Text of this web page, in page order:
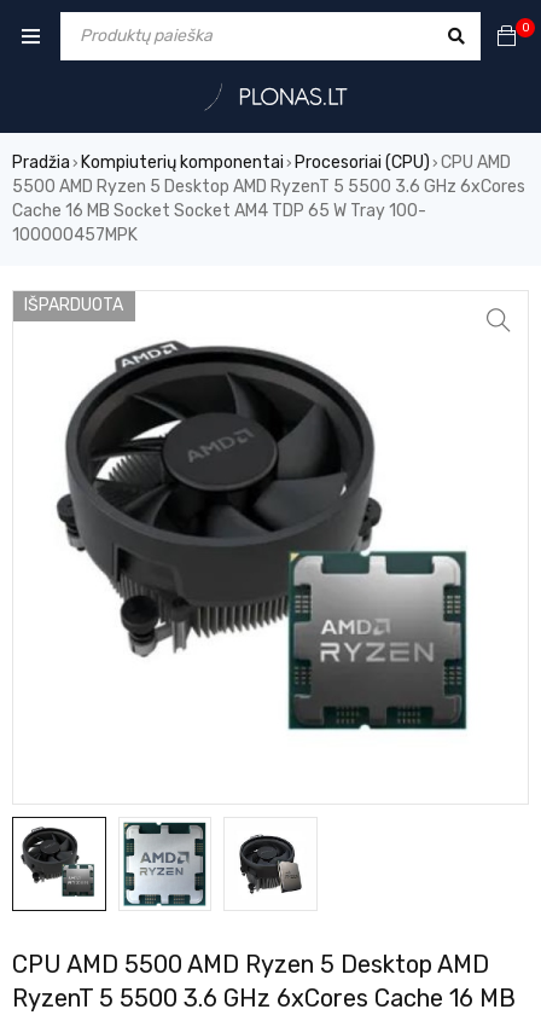
0
Pradžia › Kompiuterių komponentai › Procesoriai (CPU) › CPU AMD
5500 AMD Ryzen 5 Desktop AMD RyzenT 5 5500 3.6 GHz 6xCores
Cache 16 MB Socket Socket AM4 TDP 65 W Tray 100-
100000457MPK
IŠPARDUOTA
CPU AMD 5500 AMD Ryzen 5 Desktop AMD
RyzenT 5 5500 3.6 GHz 6xCores Cache 16 MB